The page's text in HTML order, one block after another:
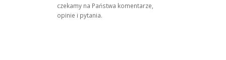
czekamy na Państwa komentarze,
opinie i pytania.